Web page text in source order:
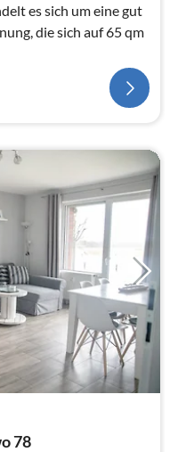
es sich um eine gut
die sich auf 65 qm
78